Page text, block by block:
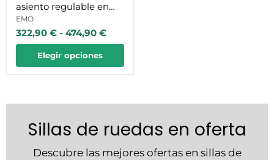
asiento regulable en
altura y ángulo y
ruedas macizas
EMO
322,90 € - 474,90 €
Elegir opciones
Sillas de ruedas en oferta
Descubre las mejores ofertas en sillas de